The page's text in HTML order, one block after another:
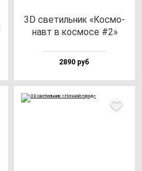
3D све­тиль­ник «Кос­мо­
навт в кос­мо­се #2»
2890 руб